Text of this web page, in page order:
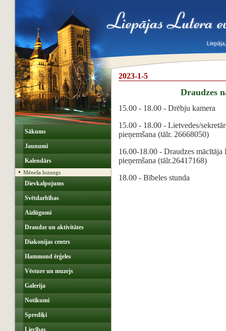
Sākums
Jaunumi
Kalendārs
Mēneša lozungs
Dievkalpojums
Svētdarbības
Aizlūgumi
Draudze un aktivitātes
Diakonijas centrs
Hammond ērģeles
Vēsture un muzejs
Galerija
Notikumi
Sprediķi
Liecības
2023-1-5
Draudzes
15.00 - 18.00 - Drēbju kamera
15.00 - 18.00 - Lietvedes/
pieņemšana (tālr. 26668050)
16.00-18.00 - Draudzes mācītāja
pieņemšana (tālr.26417168)
18.00 - Bībeles stunda